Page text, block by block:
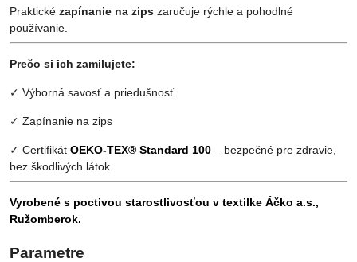
Praktické zapínanie na zips zaručuje rýchle a pohodlné
používanie.
Prečo si ich zamilujete:
✓ Výborná savosť a priedušnosť
✓ Zapínanie na zips
✓ Certifikát OEKO-TEX® Standard 100 – bezpečné pre zdravie,
bez škodlivých látok
Vyrobené s poctivou starostlivosťou v textilke Áčko a.s.,
Ružomberok.
Parametre